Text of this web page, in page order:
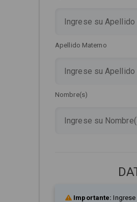
Apellido Materno
Nombre(s)
Importante: